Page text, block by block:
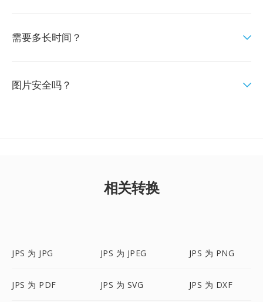
需要多长时间？
图片安全吗？
相关转换
JPS 为 JPG JPS 为 JPEG JPS 为 PNG
JPS 为 PDF JPS 为 SVG JPS 为 DXF